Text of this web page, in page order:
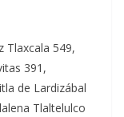
Tlaxcala 549,
391,
de Lardizábal
Tlaltelulco